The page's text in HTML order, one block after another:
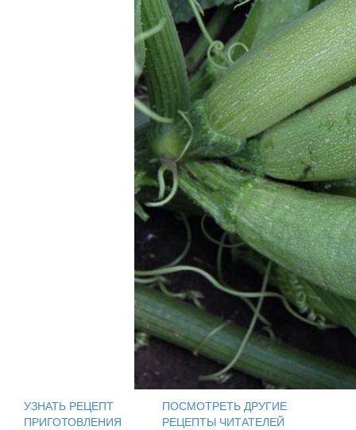
УЗНАТЬ РЕЦЕПТ
ПРИГОТОВЛЕНИЯ
ПОСМОТРЕТЬ ДРУГИЕ
РЕЦЕПТЫ ЧИТАТЕЛЕЙ